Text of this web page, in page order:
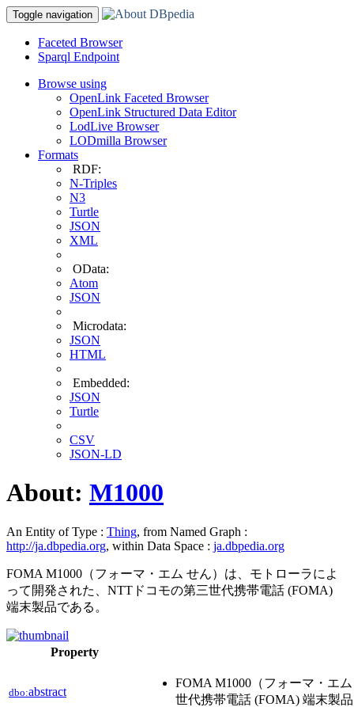
Toggle navigation
Faceted Browser
Sparql Endpoint
Browse using
OpenLink Faceted Browser
OpenLink Structured Data Editor
LodLive Browser
LODmilla Browser
Formats
RDF:
N-Triples
N3
Turtle
JSON
XML
OData:
Atom
JSON
Microdata:
JSON
HTML
Embedded:
JSON
Turtle
CSV
JSON-LD
About: M1000
An Entity of Type : Thing, from Named Graph :
http://ja.dbpedia.org, within Data Space : ja.dbpedia.org
FOMA M1000（フォーマ・エム せん）は、モトローラによ
って開発された、NTTドコモの第三世代携帯電話 (FOMA)
端末製品である。
Property
dbo:abstract
FOMA M1000（フォーマ・エ
世代携帯電話 (FOMA) 端末製